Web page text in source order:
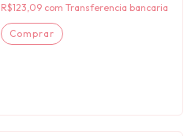
R$123,09 com Transferencia bancaria